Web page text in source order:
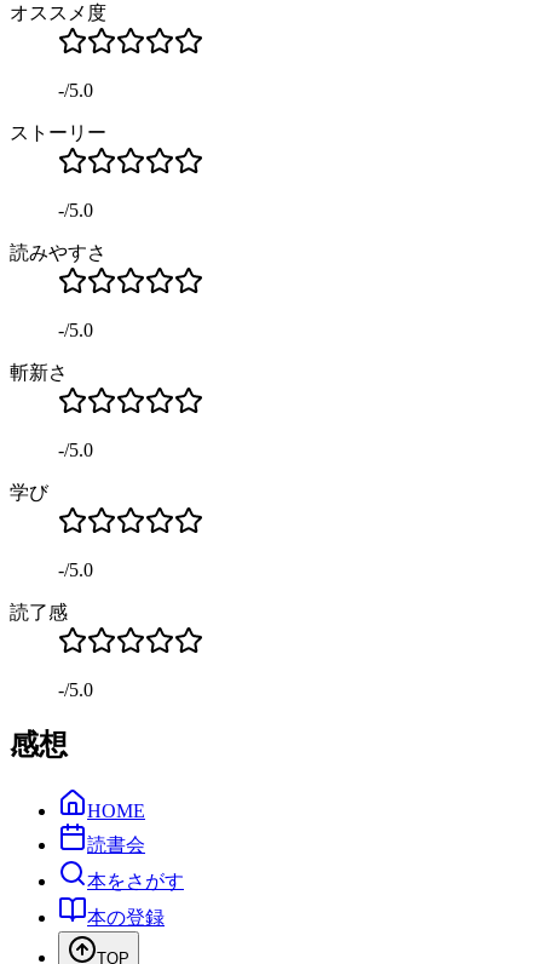
オススメ度
-/5.0
ストーリー
-/5.0
読みやすさ
-/5.0
斬新さ
-/5.0
学び
-/5.0
読了感
-/5.0
感想
HOME
読書会
本をさがす
本の登録
TOP